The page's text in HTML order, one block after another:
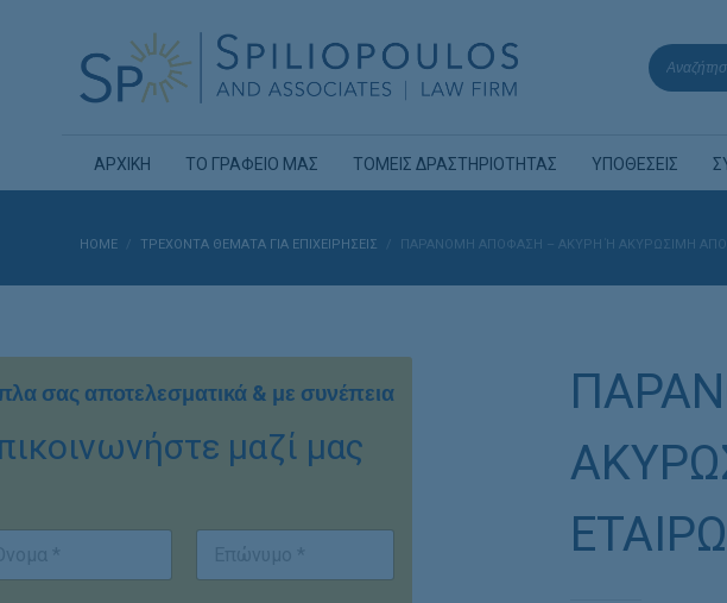
ΑΡΧΙΚΗ ΤΟ ΓΡΑΦΕΙΟ ΜΑΣ ΤΟΜΕΙΣ ΔΡΑΣΤΗΡΙΟΤΗΤΑΣ ΥΠΟΘΕΣΕΙΣ
HOME ΤΡΕΧΟΝΤΑ ΘΕΜΑΤΑ ΓΙΑ ΕΠΙΧΕΙΡΗΣΕΙΣ ΠΑΡΑΝΟΜΗ ΑΠΟΦΑΣΗ – ΑΚΥΡΗ Ή ΑΚΥΡΩΣΙΜΗ
σας αποτελεσματικά & με συνέπεια
μαζί μας